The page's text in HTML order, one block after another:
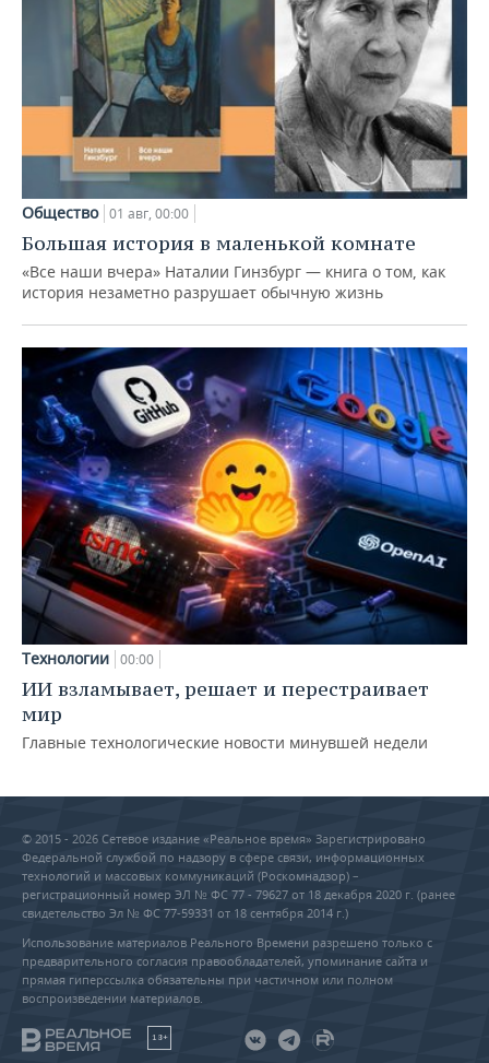
Общество 01 авг, 00:00
Большая история в маленькой комнате
«Все наши вчера» Наталии Гинзбург — книга о том, как
история незаметно разрушает обычную жизнь
Технологии 00:00
ИИ взламывает, решает и перестраивает
мир
Главные технологические новости минувшей недели
© 2015 - 2026 Сетевое издание «Реальное время» Зарегистрировано
Федеральной службой по надзору в сфере связи, информационных
технологий и массовых коммуникаций (Роскомнадзор) –
регистрационный номер ЭЛ № ФС 77 - 79627 от 18 декабря 2020 г. (ранее
свидетельство Эл № ФС 77-59331 от 18 сентября 2014 г.)
Использование материалов Реального Времени разрешено только с
предварительного согласия правообладателей, упоминание сайта и
прямая гиперссылка обязательны при частичном или полном
воспроизведении материалов.
18+